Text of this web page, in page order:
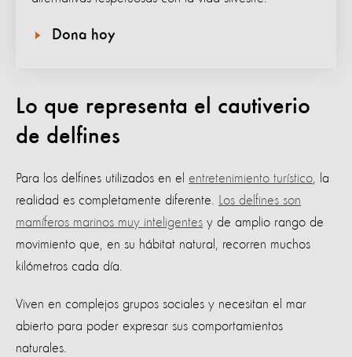
Dona hoy
Lo que representa el cautiverio
de delfines
Para los delfines utilizados en el entretenimiento turístico, la
realidad es completamente diferente. Los delfines son
mamíferos marinos muy inteligentes y de amplio rango de
movimiento que, en su hábitat natural, recorren muchos
kilómetros cada día.
Viven en complejos grupos sociales y necesitan el mar
abierto para poder expresar sus comportamientos
naturales.